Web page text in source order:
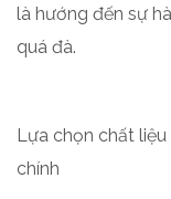
là hướng đến sự
quá đà.
Lựa chọn chất
chính